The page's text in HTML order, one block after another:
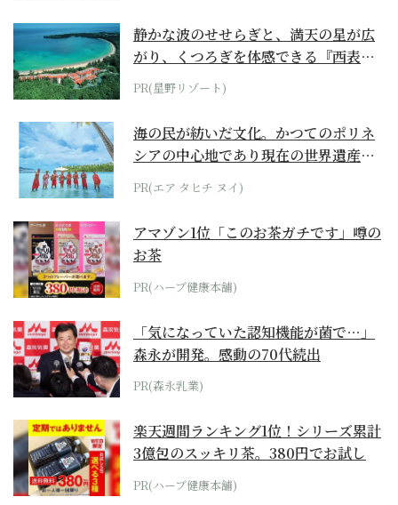
静かな波のせせらぎと、満天の星が広
がり、くつろぎを体感できる『西表島
ホテル by...
PR(星野リゾート)
海の民が紡いだ文化。かつてのポリネ
シアの中心地であり現在の世界遺産か
らみえてくる...
PR(エア タヒチ ヌイ)
アマゾン1位「このお茶ガチです」噂の
お茶
PR(ハーブ健康本舗)
「気になっていた認知機能が菌で…」
森永が開発。感動の70代続出
PR(森永乳業)
楽天週間ランキング1位！シリーズ累計
3億包のスッキリ茶。380円でお試し
PR(ハーブ健康本舗)